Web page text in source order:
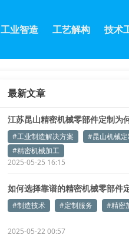
工业智造 工艺解构 技术
最新文章
江苏昆山精密机械零部件定制为
#工业制造解决方案
#昆山机械定
#精密机械加工
2025-05-25 16:15
如何选择靠谱的精密机械零部件
#制造技术 #定制服务 #精密
2025-05-22 00:57